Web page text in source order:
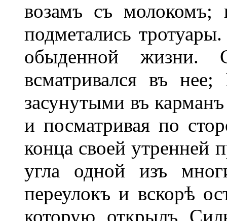
возамъ съ молокомъ;
подметались
обыденной жизни.
всматривался въ
засунутыми въ
и посматривая по
конца своей утренней
угла одной изъ
переулокъ и вскорѣ
которую открылъ